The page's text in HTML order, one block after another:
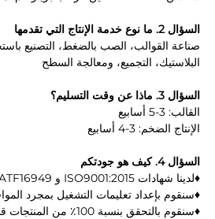
السؤال 2. ما نوع خدمة الإنتاج التي تقدمها
البلاستيك، التجميع، ومعالجة السطح
السؤال 3. ماذا عن وقت التسليم؟
القالب: 3-5 أسابيع
الإنتاج الضخم: 3-4 أسابيع
السؤال 4. كيف هو جودتكم
♦لدينا شهادات ISO9001:2015 و IATF16949
♦سنقوم بإعداد تعليمات التشغيل بمجرد
♦سنقوم بالتحقق بنسبة 100٪ من المنتجات قبل الشحن